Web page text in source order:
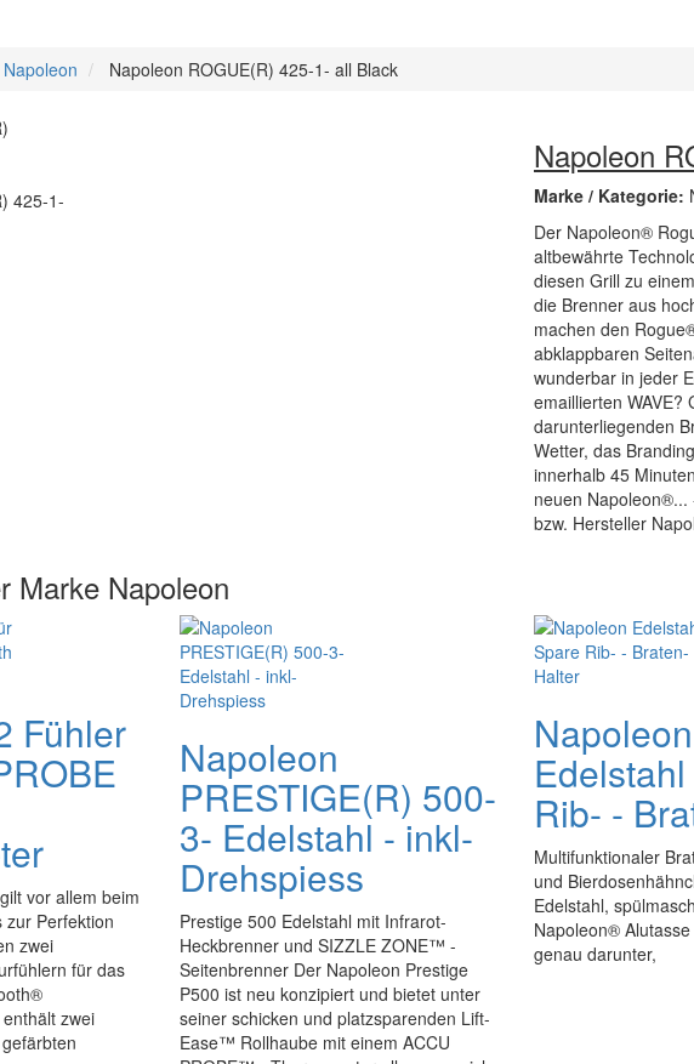
Napoleon Napoleon ROGUE(R) 425-1- all Black
Napoleon
Marke / Kategorie:
Der Napoleon®
altbewährte
diesen Grill zu
die Brenner aus
machen den
abklappbaren
wunderbar in jeder
emaillierten WAVE?
darunterliegenden
Wetter, das
innerhalb 45
neuen Napoleon®...
bzw. Hersteller
Marke Napoleon
Fühler
vor allem beim
zur Perfektion
zwei
für das
zwei
Napoleon
PRESTIGE(R) 500-
3- Edelstahl - inkl-
Drehspiess
Prestige 500 Edelstahl mit Infrarot-
Heckbrenner und SIZZLE ZONE™ -
Seitenbrenner Der Napoleon Prestige
P500 ist neu konzipiert und bietet unter
seiner schicken und platzsparenden Lift-
Ease™ Rollhaube mit einem ACCU
Napoleon
Rib- -
Multifunktionaler
und
Edelstahl,
Napoleon®
genau darunter,